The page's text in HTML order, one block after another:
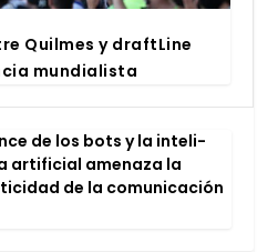
Quil­mes y draftLi­ne
mun­dia­lis­ta
de los bots y la inte­li­
arti­fi­cial ame­na­za la
de la comu­ni­ca­ción